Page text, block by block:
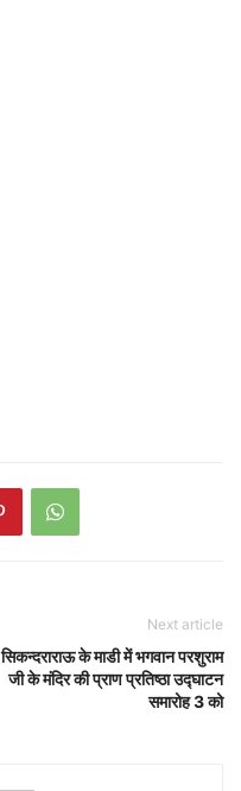
Next article
सिकन्दराराऊ के माडी में भगवान परशुराम
जी के मंदिर की प्राण प्रतिष्ठा उद्घाटन
समारोह 3 को